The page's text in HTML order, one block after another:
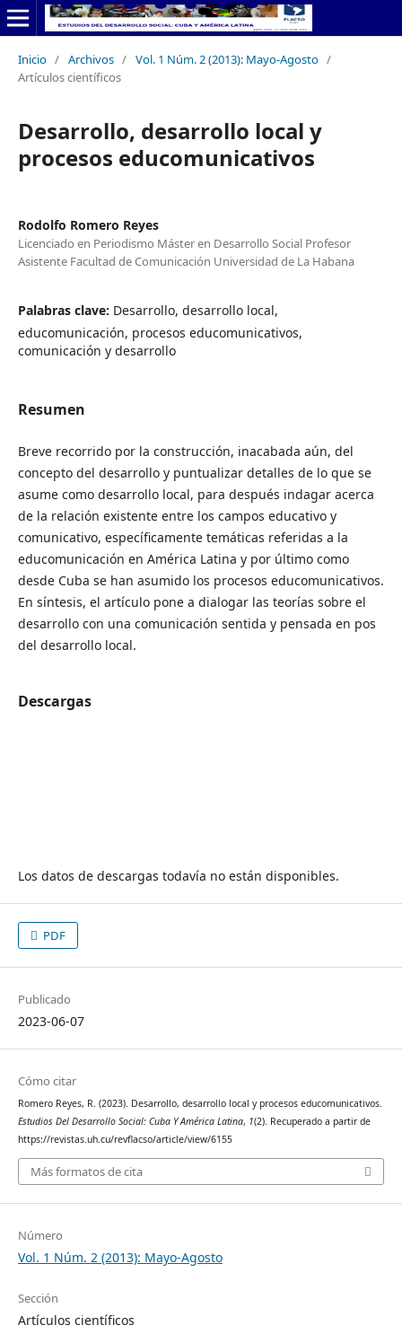
Inicio / Archivos / Vol. 1 Núm. 2 (2013): Mayo-Agosto /
Artículos científicos
Desarrollo, desarrollo local y
procesos educomunicativos
Rodolfo Romero Reyes
Licenciado en Periodismo Máster en Desarrollo Social Profesor
Asistente Facultad de Comunicación Universidad de La Habana
Palabras clave: Desarrollo, desarrollo local,
educomunicación, procesos educomunicativos,
comunicación y desarrollo
Resumen
Breve recorrido por la construcción, inacabada aún, del
concepto del desarrollo y puntualizar detalles de lo que se
asume como desarrollo local, para después indagar acerca
de la relación existente entre los campos educativo y
comunicativo, específicamente temáticas referidas a la
educomunicación en América Latina y por último como
desde Cuba se han asumido los procesos educomunicativos.
En síntesis, el artículo pone a dialogar las teorías sobre el
desarrollo con una comunicación sentida y pensada en pos
del desarrollo local.
Descargas
Los datos de descargas todavía no están disponibles.
PDF
Publicado
2023-06-07
Cómo citar
Romero Reyes, R. (2023). Desarrollo, desarrollo local y procesos educomunicativos.
Estudios Del Desarrollo Social: Cuba Y América Latina, 1(2). Recuperado a partir de
https://revistas.uh.cu/revflacso/article/view/6155
Más formatos de cita
Número
Vol. 1 Núm. 2 (2013): Mayo-Agosto
Sección
Artículos científicos